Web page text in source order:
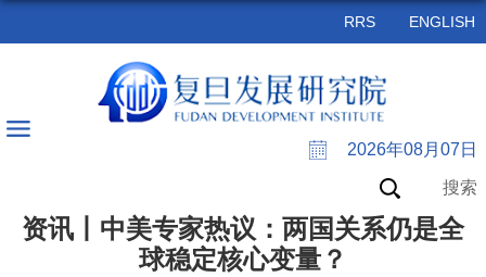
RRS ENGLISH
2026年08月07日
搜索
资讯丨中美专家热议：两国关系仍是全
球稳定核心变量？